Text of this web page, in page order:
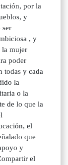
por la
y
ser
, y
la mujer
poder
todas y cada
la
o la
de lo que la
el
que
y
el